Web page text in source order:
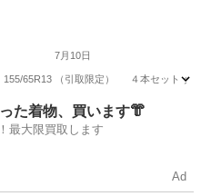
7月10日
65R13 （引取限定） ４本セット タイ
ヤ、ホイール
た着物、買います👘
最大限買取します
Ad